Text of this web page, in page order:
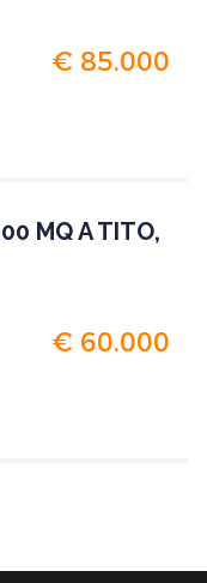
€ 85.000
MQ A TITO,
€ 60.000